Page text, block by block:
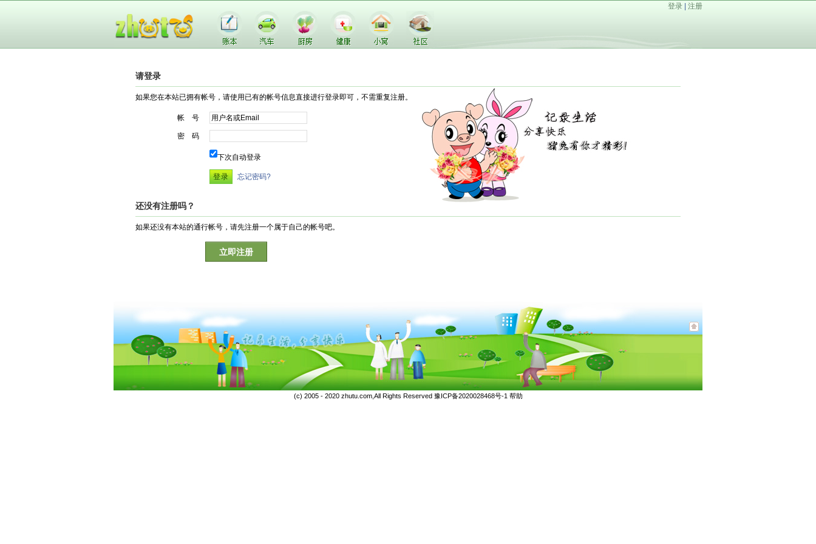
登录 注册
请登录
如果您在本站已拥有帐号，请使用已有的帐号信息直接进行登录即可，不需重复注册。
帐 号
密 码
下次自动登录
忘记密码?
还没有注册吗？
如果还没有本站的通行帐号，请先注册一个属于自己的帐号吧。
立即注册
(c) 2005 - 2020 zhutu.com,All Rights Reserved 豫ICP备2020028468号-1 帮助